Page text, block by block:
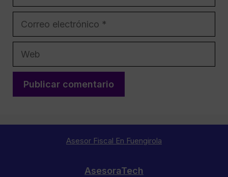
Asesor Fiscal En Fuengirola
AsesoraTech